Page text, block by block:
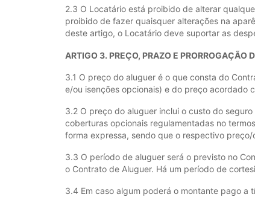
2.3 O Locatário está proibido de alterar
proibido de fazer quaisquer alterações na
deste artigo, o Locatário deve suportar as
ARTIGO 3. PREÇO, PRAZO E PRORROGAÇÃO
3.1 O preço do aluguer é o que consta do
e/ou isenções opcionais) e do preço acordado
3.2 O preço do aluguer inclui o custo do
coberturas opcionais regulamentadas no
forma expressa, sendo que o respectivo
3.3 O período de aluguer será o previsto no
o Contrato de Aluguer. Há um período de
3.4 Em caso algum poderá o montante pago a